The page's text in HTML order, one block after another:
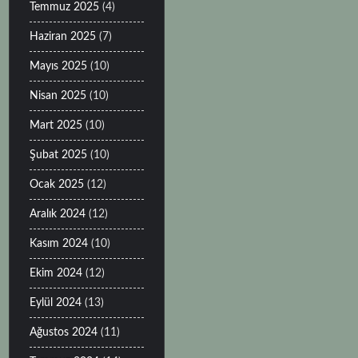
Temmuz 2025 (4)
Haziran 2025 (7)
Mayıs 2025 (10)
Nisan 2025 (10)
Mart 2025 (10)
Şubat 2025 (10)
Ocak 2025 (12)
Aralık 2024 (12)
Kasım 2024 (10)
Ekim 2024 (12)
Eylül 2024 (13)
Ağustos 2024 (11)